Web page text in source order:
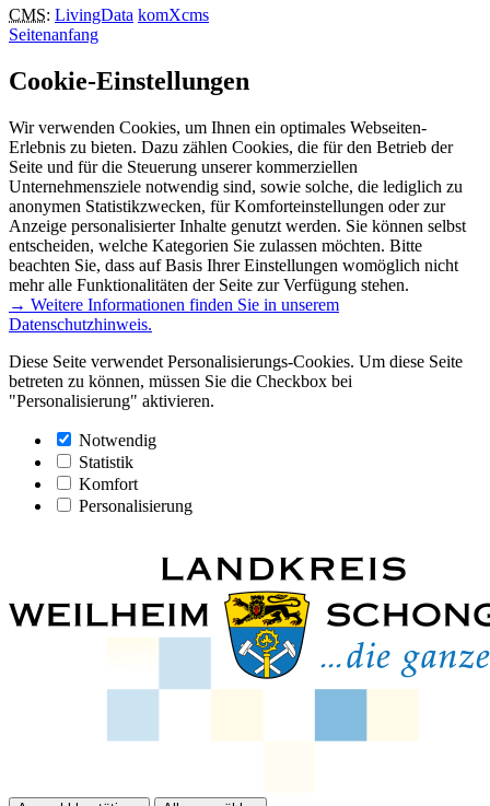
CMS: LivingData komXcms
Seitenanfang
Cookie-Einstellungen
Wir verwenden Cookies, um Ihnen ein optimales Webseiten-
Erlebnis zu bieten. Dazu zählen Cookies, die für den Betrieb der
Seite und für die Steuerung unserer kommerziellen
Unternehmensziele notwendig sind, sowie solche, die lediglich zu
anonymen Statistikzwecken, für Komforteinstellungen oder zur
Anzeige personalisierter Inhalte genutzt werden. Sie können selbst
entscheiden, welche Kategorien Sie zulassen möchten. Bitte
beachten Sie, dass auf Basis Ihrer Einstellungen womöglich nicht
mehr alle Funktionalitäten der Seite zur Verfügung stehen.
→ Weitere Informationen finden Sie in unserem
Datenschutzhinweis.
Diese Seite verwendet Personalisierungs-Cookies. Um diese Seite
betreten zu können, müssen Sie die Checkbox bei
"Personalisierung" aktivieren.
Notwendig
Statistik
Komfort
Personalisierung